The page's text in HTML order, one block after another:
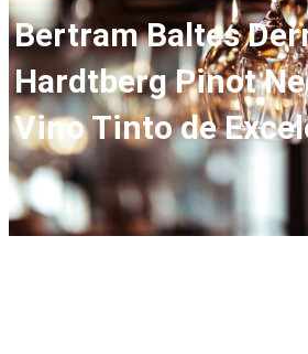
Bertram Baltes
Hardtberg Pinot
Vino Tinto de